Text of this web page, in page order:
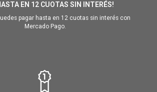
EN 12 CUOTAS SIN INTERÉS!
pagar hasta en 12 cuotas sin interés con
Mercado Pago.